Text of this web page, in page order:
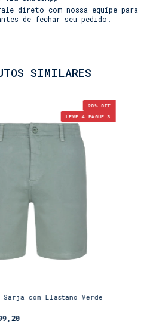
versátil e indispensável
direto com nossa equipe para
de fechar seu pedido.
SIMILARES
20% OFF
LEVE 4 PAGUE 3
Sarja com Elastano Verde